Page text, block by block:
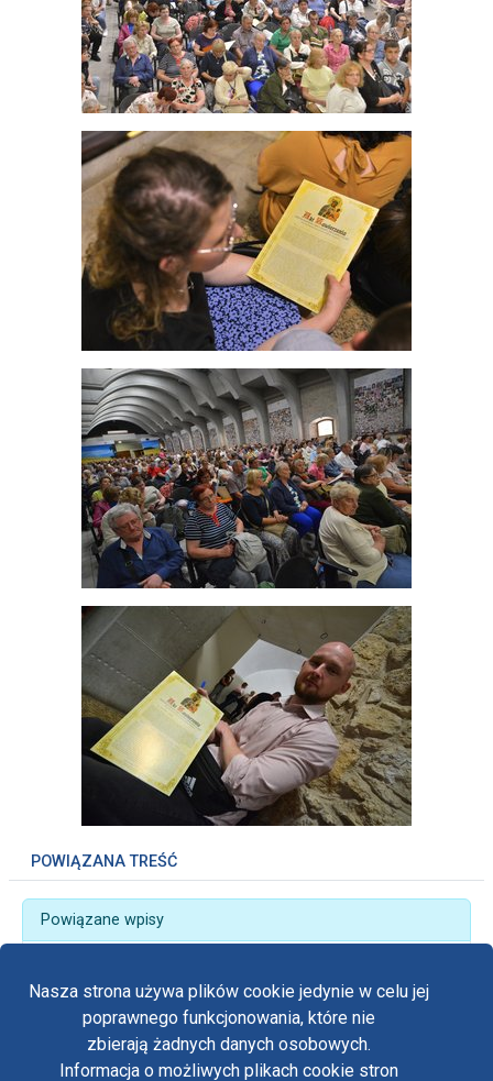
Nasza strona używa plików cookie jedynie w celu jej
poprawnego funkcjonowania, które nie
zbierają żadnych danych osobowych.
Informacja o możliwych plikach cookie stron
POWIĄZANA TREŚĆ
Powiązane wpisy
pielgrzymów